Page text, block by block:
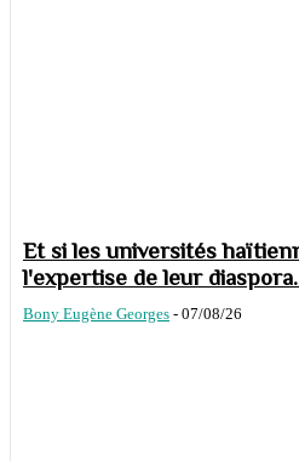
Et si les universités
l'expertise de leur
Bony Eugène Georges - 07/08/26